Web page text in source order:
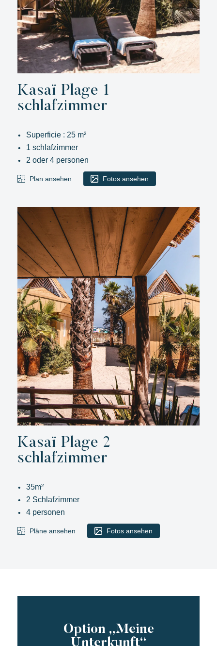
Kasaï Plage 1
schlafzimmer
Superficie : 25 m²
1 schlafzimmer
2 oder 4 personen
Plan ansehen Fotos ansehen
Kasaï Plage 2
schlafzimmer
35m²
2 Schlafzimmer
4 personen
Pläne ansehen Fotos ansehen
Option „Meine
Unterkunft“